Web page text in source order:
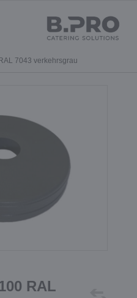
7043 verkehrsgrau
RAL